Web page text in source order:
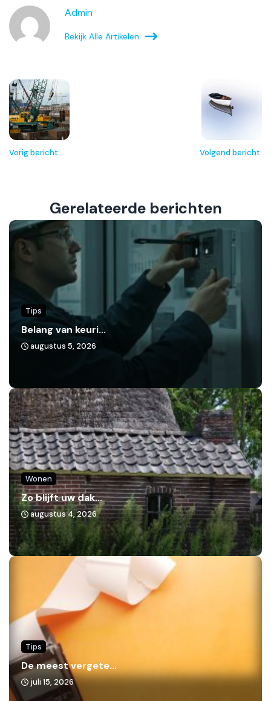
Admin
Bekijk Alle Artikelen
Vorig bericht: Volgend bericht:
Gerelateerde berichten
Tips
Belang van keuri...
augustus 5, 2026
Wonen
Zo blijft uw dak...
augustus 4, 2026
Tips
De meest vergete...
juli 15, 2026